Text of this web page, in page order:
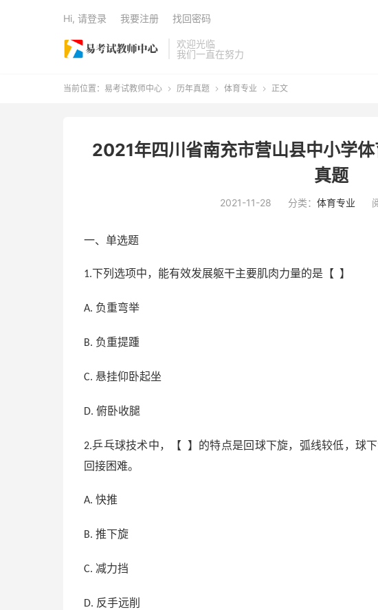
欢迎光临
我们一直在努力
Hi, 请登录 我要注册 找回密码
当前位置： 易考试教师中心  历年真题  体育专业  正文
2021年四川省南充市营山县中小学
真题
2021-11-28 分类： 体育专业
一、单选题
1.下列选项中，能有效发展躯干主要肌肉力量的是【 】
A. 负重弯举
B. 负重提踵
C. 悬挂仰卧起坐
D. 俯卧收腿
2.乒乓球技术中，【 】的特点是回球下旋，弧线较低，球
回接困难。
A. 快推
B. 推下旋
C. 减力挡
D. 反手远削